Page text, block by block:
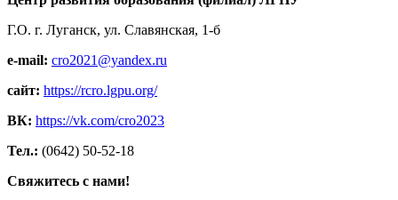
Г.О. г. Луганск, ул. Славянская, 1-б
e-mail: cro2021@yandex.ru
сайт: https://rcro.lgpu.org/
ВК: https://vk.com/cro2023
Тел.: (0642) 50-52-18
Свяжитесь с нами!